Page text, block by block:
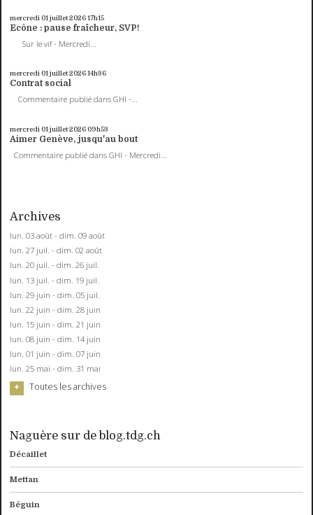
mercredi 01 juillet 202617h15
Ecône : pause fraîcheur, SVP!
Sur le vif - Mercredi...
mercredi 01 juillet 202614h36
Contrat social
Commentaire publié dans GHI -...
mercredi 01 juillet 2026 09h53
Aimer Genève, jusqu'au bout
Commentaire publié dans GHI - Mercredi...
Archives
lun. 03 août - dim. 09 août
lun. 27 juil. - dim. 02 août
lun. 20 juil. - dim. 26 juil.
lun. 13 juil. - dim. 19 juil.
lun. 29 juin - dim. 05 juil.
lun. 22 juin - dim. 28 juin
lun. 15 juin - dim. 21 juin
lun. 08 juin - dim. 14 juin
lun. 01 juin - dim. 07 juin
lun. 25 mai - dim. 31 mai
Toutes les archives
Naguère sur de blog.tdg.ch
Décaillet
Mettan
Béguin